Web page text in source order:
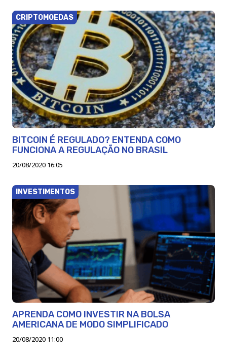
CRIPTOMOEDAS
BITCOIN É REGULADO? ENTENDA COMO
FUNCIONA A REGULAÇÃO NO BRASIL
20/08/2020 16:05
INVESTIMENTOS
APRENDA COMO INVESTIR NA BOLSA
AMERICANA DE MODO SIMPLIFICADO
20/08/2020 11:00